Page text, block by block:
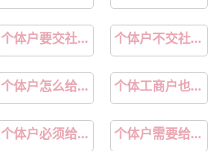
个体户要交社保吗 个体户不交社保后果
个体户怎么给员工缴纳社保 个体工商户也要给员工交社保吗
个体户必须给员工交社保吗 个体户需要给员工买社保吗